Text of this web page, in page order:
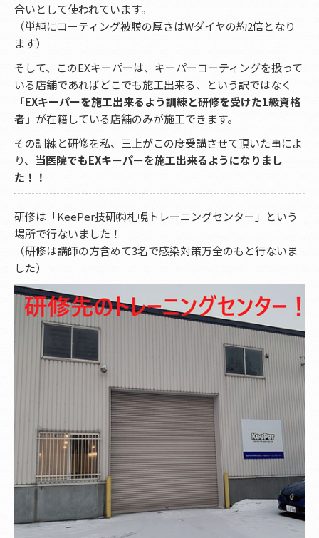
合いとして使われています。
（単純にコーティング被膜の厚さはWダイヤの約2倍となり
ます）
そして、このEXキーパーは、キーパーコーティングを扱って
いる店舗であればどこでも施工出来る、という訳ではなく
「EXキーパーを施工出来るよう訓練と研修を受けた1級資格
者」 が在籍している店舗のみが施工できます。
その訓練と研修を私、三上がこの度受講させて頂いた事によ
り、 当医院でもEXキーパーを施工出来るようになりまし
た！！
研修は「KeePer技研㈱札幌トレーニングセンター」という
場所で行ないました！
（研修は講師の方含めて3名で感染対策万全のもと行ないま
した）